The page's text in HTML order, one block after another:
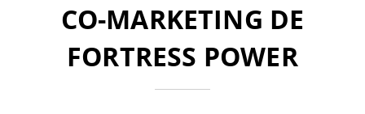
CO-MARKETING DE
FORTRESS POWER